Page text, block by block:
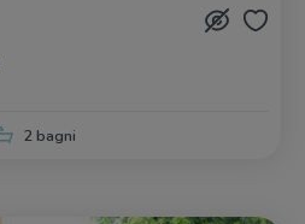
2 bagni